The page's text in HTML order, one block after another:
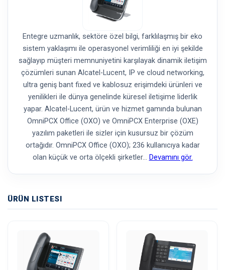
Entegre uzmanlık, sektöre özel bilgi, farklılaşmış bir eko
sistem yaklaşımı ile operasyonel verimliliği en iyi şekilde
sağlayıp müşteri memnuniyetini karşılayak dinamik iletişim
çözümleri sunan Alcatel-Lucent, IP ve cloud networking,
ultra geniş bant fixed ve kablosuz erişimdeki ürünleri ve
yenilikleri ile dünya genelinde küresel iletişime liderlik
yapar. Alcatel-Lucent, ürün ve hizmet gamında bulunan
OmniPCX Office (OXO) ve OmniPCX Enterprise (OXE)
yazılım paketleri ile sizler için kusursuz bir çözüm
ortağıdır. OmniPCX Office (OXO); 236 kullanıcıya kadar
olan küçük ve orta ölçekli şirketler… Devamını gör.
ÜRÜN LISTESI